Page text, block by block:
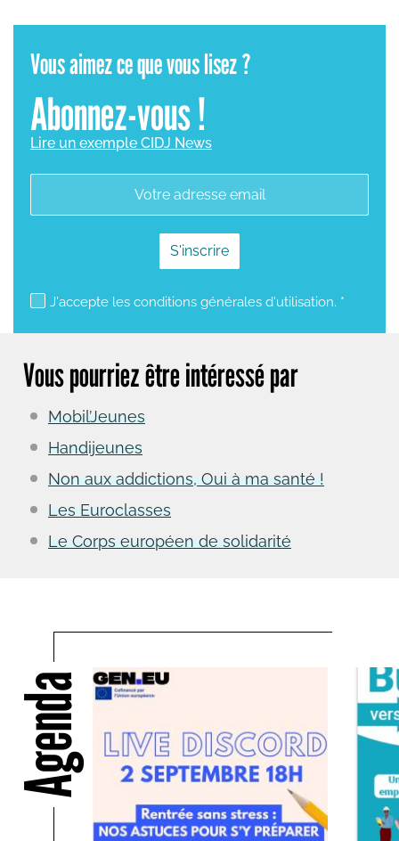
Vous aimez ce que vous lisez ?
Abonnez-vous !
Lire un exemple CIDJ News
J'accepte les conditions générales d'utilisation. *
mailjet subscription
Vous pourriez être intéressé par
Mobil’Jeunes
Handijeunes
Non aux addictions, Oui à ma santé !
Les Euroclasses
Le Corps européen de solidarité
Agenda